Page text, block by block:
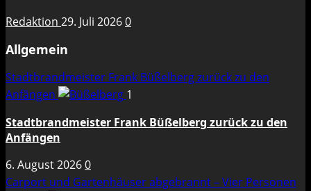
Redaktion 29. Juli 20260
Allgemein
Stadtbrandmeister Frank Büßelberg zurück zu den
Anfängen
1
Stadtbrandmeister Frank Büßelberg zurück zu den
Anfängen
6. August 20260
Carport und Gartenhäuser abgebrannt – Vier Personen